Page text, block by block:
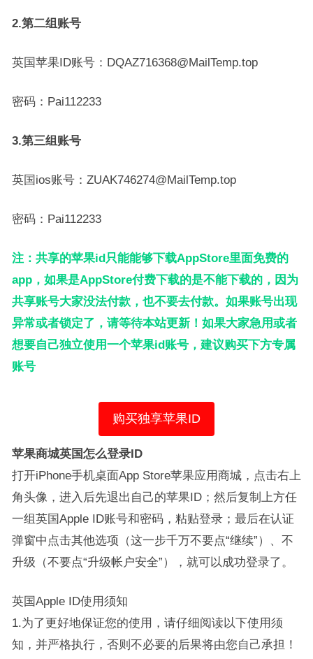
2.第二组账号
英国苹果ID账号：DQAZ716368@MailTemp.top
密码：Pai112233
3.第三组账号
英国ios账号：ZUAK746274@MailTemp.top
密码：Pai112233
注：共享的苹果id只能能够下载AppStore里面免费的
app，如果是AppStore付费下载的是不能下载的，因为
共享账号大家没法付款，也不要去付款。如果账号出现
异常或者锁定了，请等待本站更新！如果大家急用或者
想要自己独立使用一个苹果id账号，建议购买下方专属
账号
购买独享苹果ID
苹果商城英国怎么登录ID
打开iPhone手机桌面App Store苹果应用商城，点击右上
角头像，进入后先退出自己的苹果ID；然后复制上方任
一组英国Apple ID账号和密码，粘贴登录；最后在认证
弹窗中点击其他选项（这一步千万不要点“继续”）、不
升级（不要点“升级帐户安全”），就可以成功登录了。
英国Apple ID使用须知
1.为了更好地保证您的使用，请仔细阅读以下使用须
知，并严格执行，否则不必要的后果将由您自己承担！